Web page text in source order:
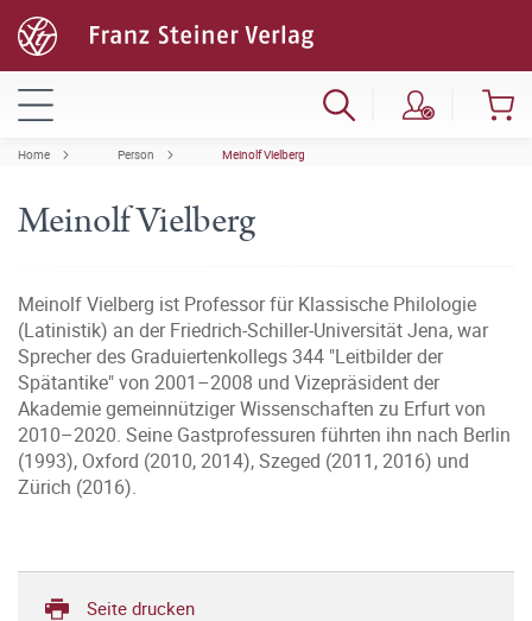
Home Person Meinolf Vielberg
Meinolf Vielberg
Meinolf Vielberg ist Professor für Klassische Philologie
(Latinistik) an der Friedrich-Schiller-Universität Jena, war
Sprecher des Graduiertenkollegs 344 "Leitbilder der
Spätantike" von 2001–2008 und Vizepräsident der
Akademie gemeinnütziger Wissenschaften zu Erfurt von
2010–2020. Seine Gastprofessuren führten ihn nach Berlin
(1993), Oxford (2010, 2014), Szeged (2011, 2016) und
Zürich (2016).
Seite drucken